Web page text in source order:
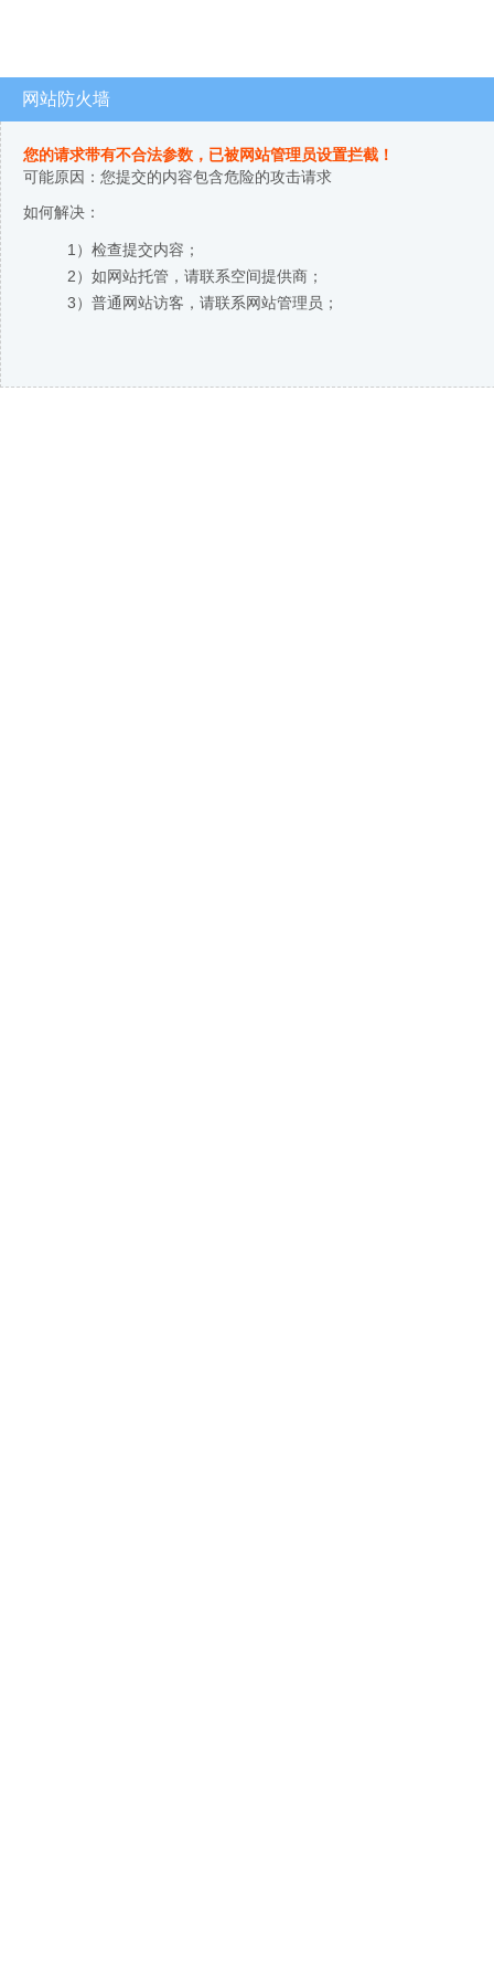
网站防火墙
您的请求带有不合法参数，已被网站管理员设置拦截！
可能原因：您提交的内容包含危险的攻击请求
如何解决：
1）检查提交内容；
2）如网站托管，请联系空间提供商；
3）普通网站访客，请联系网站管理员；